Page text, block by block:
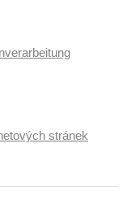
stránek